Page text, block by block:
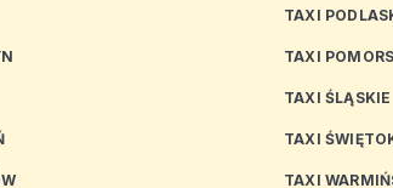
TAXI
TAXI
TAXI ŚLĄSKIE
TAXI
TAXI